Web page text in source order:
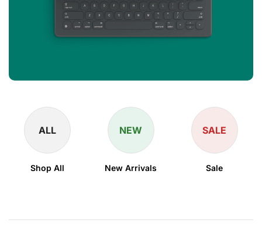
ALL
Shop All
NEW
New Arrivals
SALE
Sale